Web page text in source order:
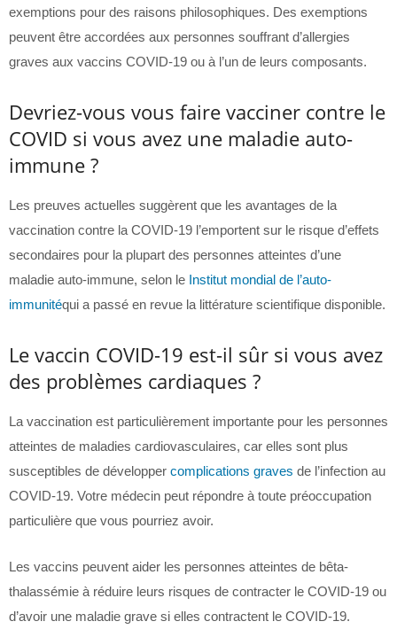
exemptions pour des raisons philosophiques. Des exemptions
peuvent être accordées aux personnes souffrant d’allergies
graves aux vaccins COVID-19 ou à l’un de leurs composants.
Devriez-vous vous faire vacciner contre le
COVID si vous avez une maladie auto-
immune ?
Les preuves actuelles suggèrent que les avantages de la
vaccination contre la COVID-19 l’emportent sur le risque d’effets
secondaires pour la plupart des personnes atteintes d’une
maladie auto-immune, selon le Institut mondial de l’auto-
immunitéqui a passé en revue la littérature scientifique disponible.
Le vaccin COVID-19 est-il sûr si vous avez
des problèmes cardiaques ?
La vaccination est particulièrement importante pour les personnes
atteintes de maladies cardiovasculaires, car elles sont plus
susceptibles de développer complications graves de l’infection au
COVID-19. Votre médecin peut répondre à toute préoccupation
particulière que vous pourriez avoir.
Les vaccins peuvent aider les personnes atteintes de bêta-
thalassémie à réduire leurs risques de contracter le COVID-19 ou
d’avoir une maladie grave si elles contractent le COVID-19.